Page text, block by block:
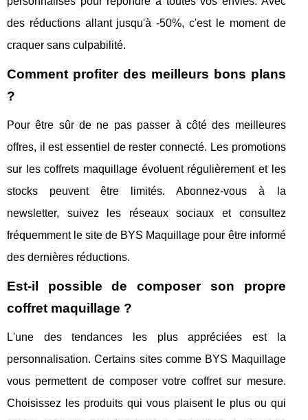
des réductions allant jusqu'à -50%, c'est le moment de
craquer sans culpabilité.
Comment profiter des meilleurs bons plans
?
Pour être sûr de ne pas passer à côté des meilleures
offres, il est essentiel de rester connecté. Les promotions
sur les coffrets maquillage évoluent régulièrement et les
stocks peuvent être limités. Abonnez-vous à la
newsletter, suivez les réseaux sociaux et consultez
fréquemment le site de BYS Maquillage pour être informé
des dernières réductions.
Est-il possible de composer son propre
coffret maquillage ?
L'une des tendances les plus appréciées est la
personnalisation. Certains sites comme BYS Maquillage
vous permettent de composer votre coffret sur mesure.
Choisissez les produits qui vous plaisent le plus ou qui